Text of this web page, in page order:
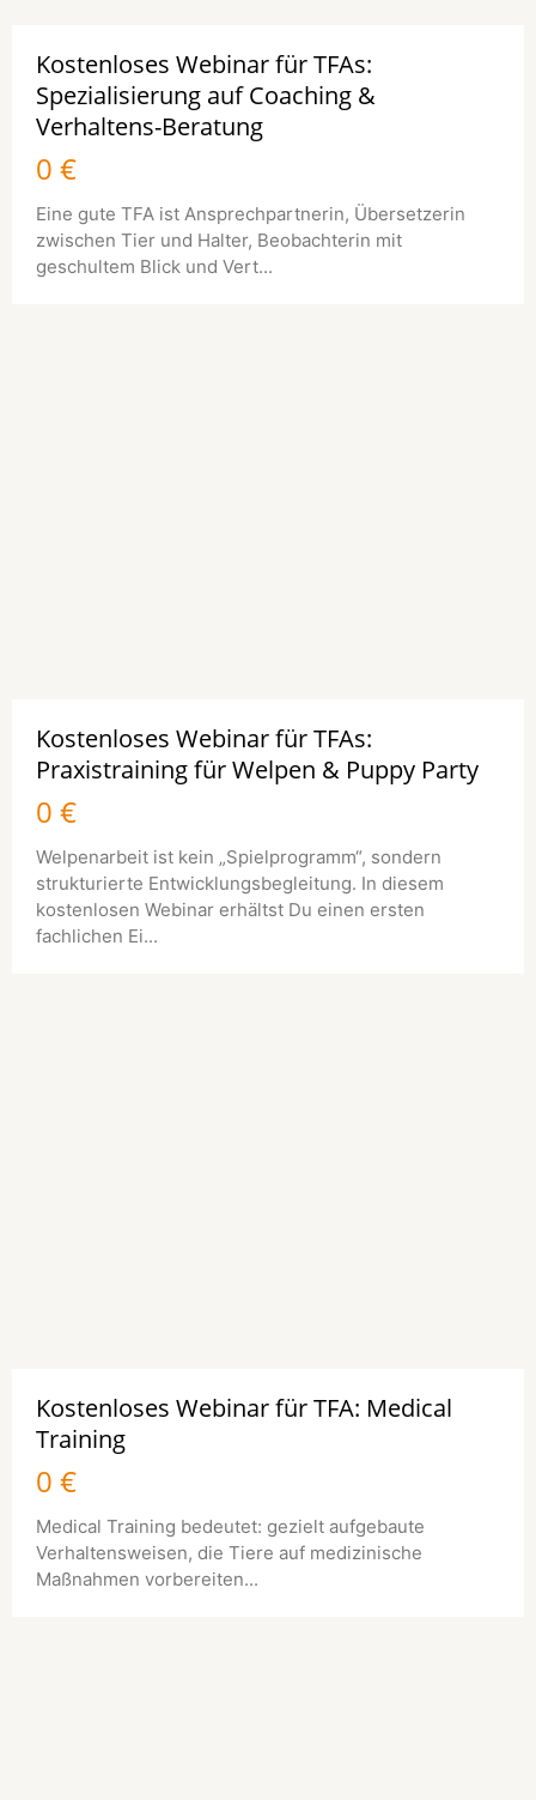
Kostenloses Webinar für TFAs:
Spezialisierung auf Coaching &
Verhaltens-Beratung
0 €
Eine gute TFA ist Ansprechpartnerin, Übersetzerin
zwischen Tier und Halter, Beobachterin mit
geschultem Blick und Vert...
Kostenloses Webinar für TFAs:
Praxistraining für Welpen & Puppy Party
0 €
Welpenarbeit ist kein „Spielprogramm“, sondern
strukturierte Entwicklungsbegleitung. In diesem
kostenlosen Webinar erhältst Du einen ersten
fachlichen Ei...
Kostenloses Webinar für TFA: Medical
Training
0 €
Medical Training bedeutet: gezielt aufgebaute
Verhaltensweisen, die Tiere auf medizinische
Maßnahmen vorbereiten...